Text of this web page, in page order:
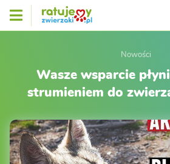
Nowości
Wasze wsparcie
strumieniem do